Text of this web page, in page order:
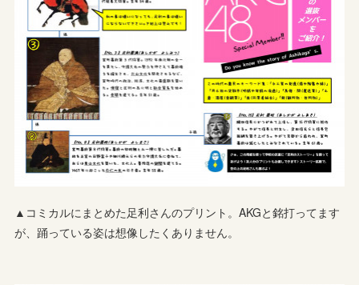
▲コミカルにまとめた足利さんのプリント。AKGと銘打ってます
が、踊っている姿は想像したくありません。